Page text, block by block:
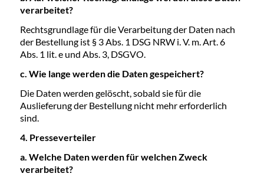
verarbeitet?
Rechtsgrundlage für die Verarbeitung der Daten nach
der Bestellung ist § 3 Abs. 1 DSG NRW i. V. m. Art. 6
Abs. 1 lit. e und Abs. 3, DSGVO.
c. Wie lange werden die Daten gespeichert?
Die Daten werden gelöscht, sobald sie für die
Auslieferung der Bestellung nicht mehr erforderlich
sind.
4. Presseverteiler
a. Welche Daten werden für welchen Zweck
verarbeitet?